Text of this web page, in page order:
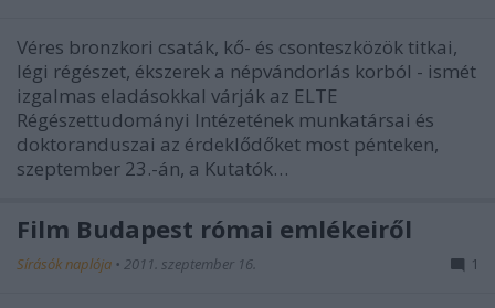
Véres bronzkori csaták, kő- és csonteszközök titkai,
légi régészet, ékszerek a népvándorlás korból ­- ismét
izgalmas eladásokkal várják az ELTE
Régészettudományi Intézetének munkatársai és
doktoranduszai az érdeklődőket most pénteken,
szeptember 23.-án, a Kutatók…
Film Budapest római emlékeiről
Sírásók naplója • 2011. szeptember 16. 1